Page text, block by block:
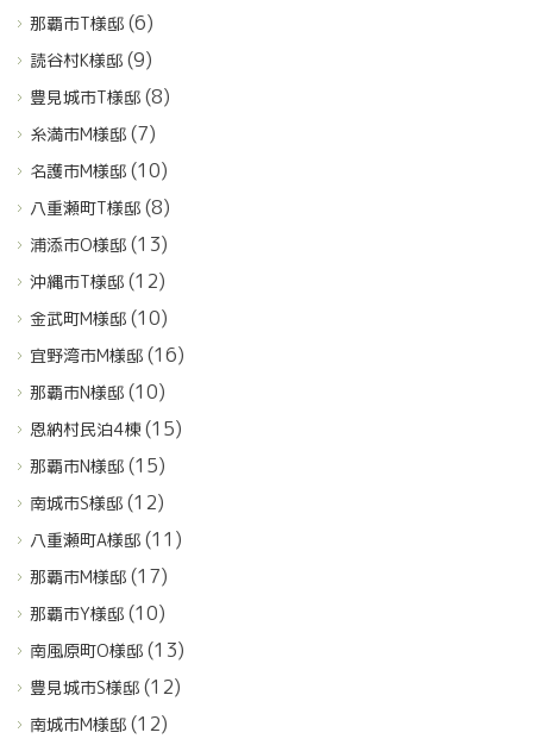
那覇市T様邸 (6)
読谷村K様邸 (9)
豊見城市T様邸 (8)
糸満市M様邸 (7)
名護市M様邸 (10)
八重瀬町T様邸 (8)
浦添市O様邸 (13)
沖縄市T様邸 (12)
金武町M様邸 (10)
宜野湾市M様邸 (16)
那覇市N様邸 (10)
恩納村民泊4棟(15)
那覇市N様邸 (15)
南城市S様邸 (12)
八重瀬町A様邸 (11)
那覇市M様邸 (17)
那覇市Y様邸 (10)
南風原町O様邸 (13)
豊見城市S様邸 (12)
南城市M様邸 (12)